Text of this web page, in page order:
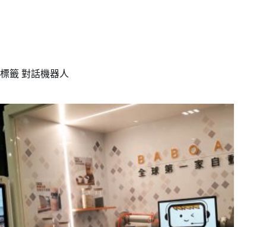
標籤 對話機器人